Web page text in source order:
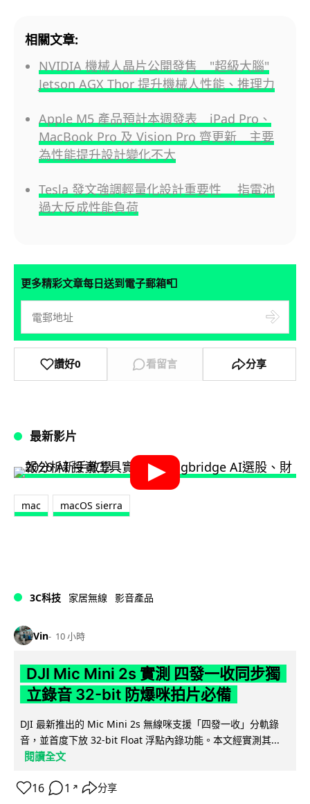
相關文章:
NVIDIA 機械人晶片公開發售 "超級大腦"
Jetson AGX Thor 提升機械人性能、推理力
Apple M5 產品預計本週發表 iPad Pro、
MacBook Pro 及 Vision Pro 齊更新 主要
為性能提升設計變化不大
Tesla 發文強調輕量化設計重要性 指電池
過大反成性能負荷
更多精彩文章每日送到電子郵箱📮
讚好0 看留言 分享
最新影片
mac macOS sierra
3C科技 家居無線 影音產品
Vin 10 小時
DJI Mic Mini 2s 實測 四發一收同步獨
立錄音 32-bit 防爆咪拍片必備
DJI 最新推出的 Mic Mini 2s 無線咪支援「四發一收」分軌錄
音，並首度下放 32-bit Float 浮點內錄功能。本文經實測其...
閱讀全文
16 1 ↗ 分享